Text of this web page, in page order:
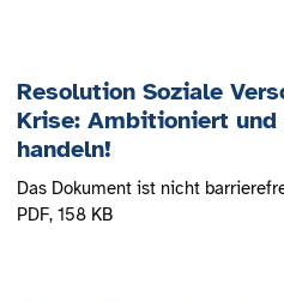
Resolution Soziale
Krise: Ambitioniert und
handeln!
Das Dokument ist nicht
PDF, 158 KB